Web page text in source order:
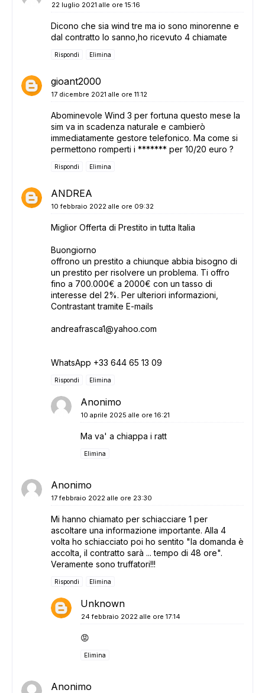
ADS
22 luglio 2021 alle ore 15:16
Dicono che sia wind tre ma io sono minorenne e
dal contratto lo sanno,ho ricevuto 4 chiamate
Rispondi Elimina
gioant2000
17 dicembre 2021 alle ore 11:12
Abominevole Wind 3 per fortuna questo mese la
sim va in scadenza naturale e cambierò
immediatamente gestore telefonico. Ma come si
permettono romperti i ******* per 10/20 euro ?
Rispondi Elimina
ANDREA
10 febbraio 2022 alle ore 09:32
Miglior Offerta di Prestito in tutta Italia
Buongiorno
offrono un prestito a chiunque abbia bisogno di
un prestito per risolvere un problema. Ti offro
fino a 700.000€ a 2000€ con un tasso di
interesse del 2%. Per ulteriori informazioni,
Contrastant tramite E-mails
andreafrasca1@yahoo.com
WhatsApp +33 644 65 13 09
Rispondi Elimina
Anonimo
10 aprile 2025 alle ore 16:21
Ma va' a chiappa i ratt
Elimina
Anonimo
17 febbraio 2022 alle ore 23:30
Mi hanno chiamato per schiacciare 1 per
ascoltare una informazione importante. Alla 4
volta ho schiacciato poi ho sentito "la domanda è
accolta, il contratto sarà ... tempo di 48 ore".
Veramente sono truffatori!!!
Rispondi Elimina
Unknown
24 febbraio 2022 alle ore 17:14
😡
Elimina
Anonimo